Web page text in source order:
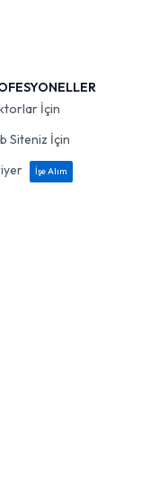
İçin
Siteniz İçin
İşe Alım